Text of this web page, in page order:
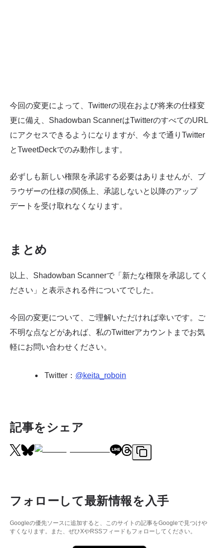
今回の変更によって、Twitterの現在および将来の仕様変
更に備え、Shadowban ScannerはTwitterのすべてのURL
にアクセスできるようになりますが、今まで通りTwitter
とTweetDeckでのみ動作します。
必ずしも新しい権限を承認する必要はありませんが、ブ
ラウザーの仕様の関係上、承認しないと以降のアップ
デートを受け取れなくなります。
まとめ
以上、Shadowban Scannerで「新たな権限を承認してく
ださい」と表示される件についてでした。
今回の変更について、ご理解いただければ幸いです。ご
不明な点などがあれば、私のTwitterアカウントまでお気
軽にお問い合わせください。
Twitter： @keita_roboin
記事をシェア
フォローして最新情報を入手
Googleの優先ソースに追加すると、このサイトの記事をGoogleで見つけや
すくなります。また、ぜひXやRSSフィードもフォローしてください。